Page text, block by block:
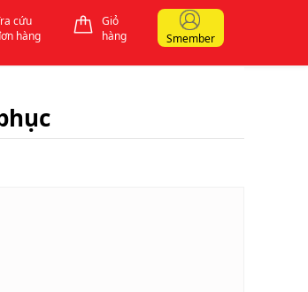
cứu
hàng
Giỏ
hàng
Smember